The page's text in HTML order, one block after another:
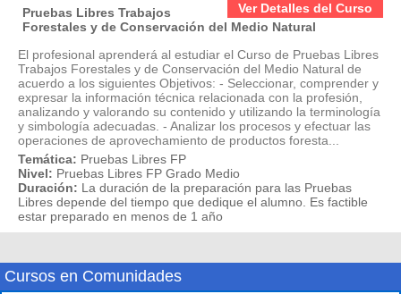
Ver Detalles del Curso
Pruebas Libres Trabajos
Forestales y de Conservación del Medio Natural
El profesional aprenderá al estudiar el Curso de Pruebas Libres
Trabajos Forestales y de Conservación del Medio Natural de
acuerdo a los siguientes Objetivos: - Seleccionar, comprender y
expresar la información técnica relacionada con la profesión,
analizando y valorando su contenido y utilizando la terminología
y simbología adecuadas. - Analizar los procesos y efectuar las
operaciones de aprovechamiento de productos foresta...
Temática: Pruebas Libres FP
Nivel: Pruebas Libres FP Grado Medio
Duración: La duración de la preparación para las Pruebas
Libres depende del tiempo que dedique el alumno. Es factible
estar preparado en menos de 1 año
Cursos en Comunidades